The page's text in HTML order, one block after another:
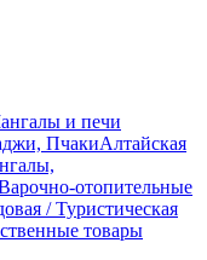
и печи
ПчакиАлтайская
отопительные
/ Туристическая
товары